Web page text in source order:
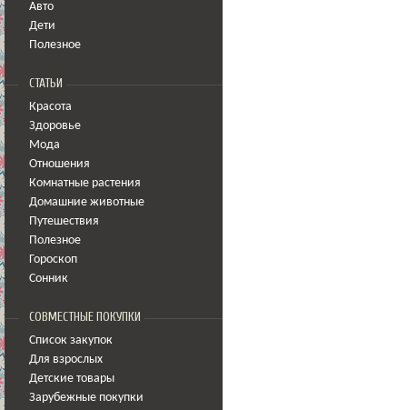
Авто
Дети
Полезное
СТАТЬИ
Красота
Здоровье
Мода
Отношения
Комнатные растения
Домашние животные
Путешествия
Полезное
Гороскоп
Сонник
СОВМЕСТНЫЕ ПОКУПКИ
Список закупок
Для взрослых
Детские товары
Зарубежные покупки